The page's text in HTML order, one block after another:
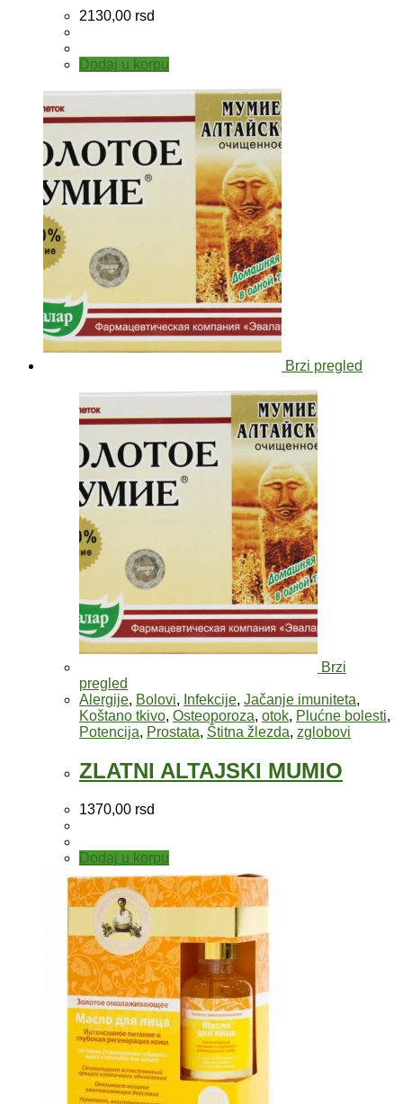
2130,00 rsd
Dodaj u korpu
Brzi pregled
Brzi
pregled
Alergije, Bolovi, Infekcije, Jačanje imuniteta,
Koštano tkivo, Osteoporoza, otok, Plućne bolesti,
Potencija, Prostata, Štitna žlezda, zglobovi
ZLATNI ALTAJSKI MUMIO
1370,00 rsd
Dodaj u korpu